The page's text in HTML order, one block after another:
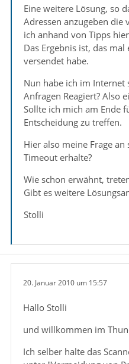
Eine weitere Lösung, so
Adressen anzugeben die
ich anhand von Tipps
Das Ergebnis ist, das
versendet habe.
Nun habe ich im Internet
Anfragen Reagiert? Also
Sollte ich mich am Ende
Entscheidung zu treffen.
Hier also meine Frage
Timeout erhalte?
Wie schon erwähnt,
Gibt es weitere
Stolli
20. Januar 2010 um 15:57
Hallo Stolli
und willkommen im
Ich selber halte das